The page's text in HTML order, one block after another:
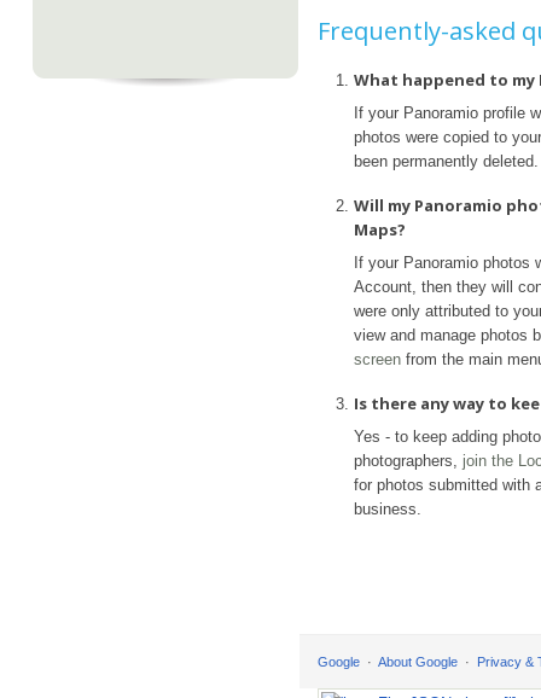
Frequently-asked
What happened to my
If your Panoramio profile
photos were copied to
been permanently deleted.
Will my Panoramio
Maps?
If your Panoramio photos
Account, then they will
were only attributed to
view and manage photos
screen from the main
Is there any way to
Yes - to keep adding
photographers, join the
for photos submitted with
business.
Google About Google Privacy &